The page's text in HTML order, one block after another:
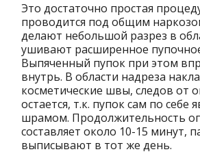
Это достаточно простая
проводится под общим
делают небольшой разрез в
ушивают расширенное
Выпяченный пупок при этом
внутрь. В области надреза
косметические швы, следов от
остается, т.к. пупок сам по себе
шрамом. Продолжительность
составляет около 10-15 минут,
выписывают в тот же день.